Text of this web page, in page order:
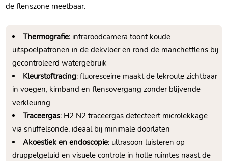
de flenszone meetbaar.​
Thermografie: infraroodcamera toont koude
uitspoelpatronen in de dekvloer en rond de manchetflens bij
gecontroleerd watergebruik
Kleurstoftracing: fluoresceine maakt de lekroute zichtbaar
in voegen, kimband en flensovergang zonder blijvende
verkleuring
Traceergas: H2 N2 traceergas detecteert microlekkage
via snuffelsonde, ideaal bij minimale doorlaten
Akoestiek en endoscopie: ultrasoon luisteren op
druppelgeluid en visuele controle in holle ruimtes naast de